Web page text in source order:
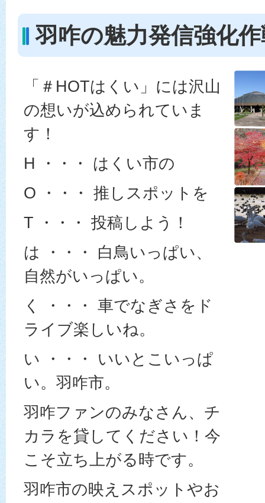
羽咋の魅力発信強化
「＃HOTはくい」には沢山
の想いが込められていま
す！
H ・・・ はくい市の
O ・・・ 推しスポットを
T ・・・ 投稿しよう！
は ・・・ 白鳥いっぱい、
自然がいっぱい。
く ・・・ 車でなぎさをド
ライブ楽しいね。
い ・・・ いいとこいっぱ
い。羽咋市。
羽咋ファンのみなさん、チ
カラを貸してください！今
こそ立ち上がる時です。
羽咋市の映えスポットやお